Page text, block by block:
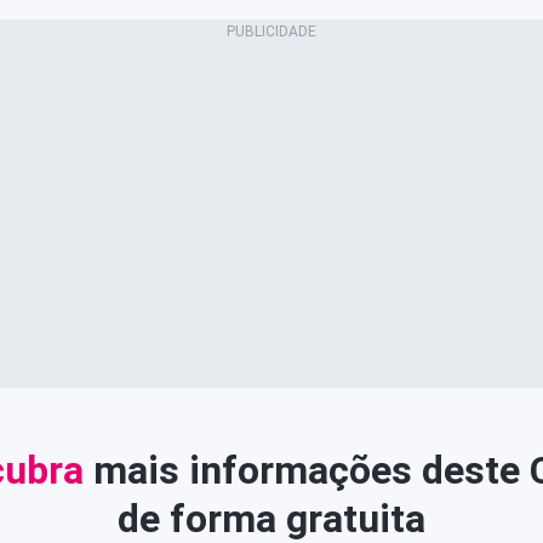
mais informações deste
de forma gratuita